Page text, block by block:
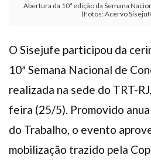
Abertura da 10ª edição da Semana
(Fotos: Acervo
O Sisejufe participou da
10ª Semana Nacional de
realizada na sede do TRT-
feira (25/5). Promovido
do Trabalho, o evento
mobilização trazido pela